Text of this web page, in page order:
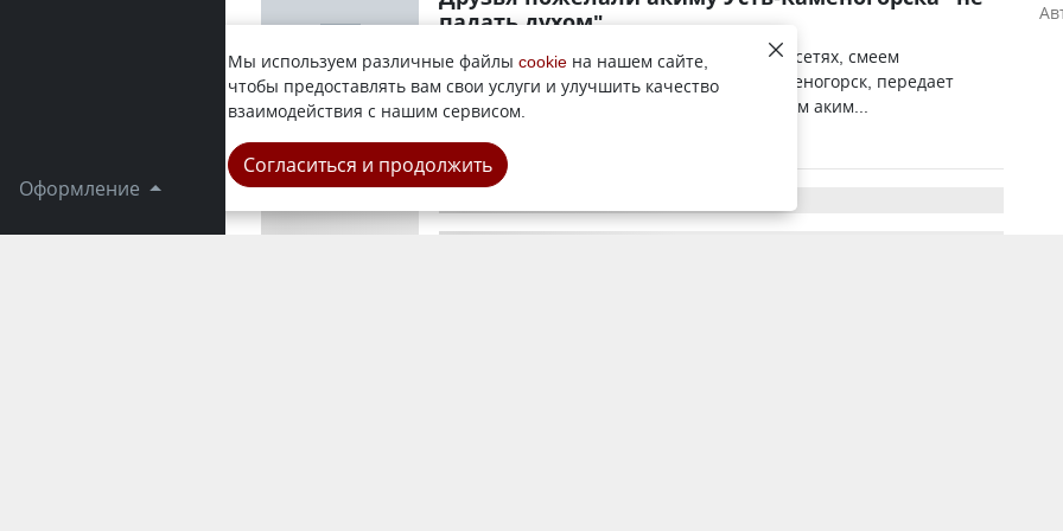
Оформление
падать духом"
Судя по публикации Куата Тумабаева в соцсетях, смеем
предположить, что аким покинул Усть-Каменогорск, передает
корреспондент YK-news.kz. Сегодня вечером аким...
Город
Мы используем различные файлы cookie на нашем сайте,
чтобы предоставлять вам свои услуги и улучшить качество
взаимодействия с нашим сервисом.
Согласиться и продолжить